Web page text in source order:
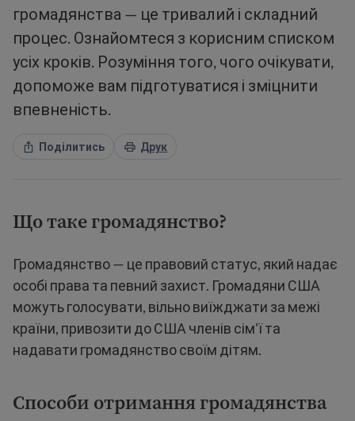
громадянства — це тривалий і складний
процес. Ознайомтеся з корисним списком
усіх кроків. Розуміння того, чого очікувати,
допоможе вам підготуватися і зміцнити
впевненість.
Поділитись Друк
Що таке громадянство?
Громадянство — це правовий статус, який надає
особі права та певний захист. Громадяни США
можуть голосувати, вільно виїжджати за межі
країни, привозити до США членів сім'ї та
надавати громадянство своїм дітям.
Способи отримання громадянства